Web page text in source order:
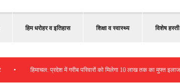
हिम धरोहर व इतिहास शिक्षा व स्वास्थ्य विशेष हस्ती
हिमाचल: प्रदेश में गरीब परिवारों को मिलेगा 10 लाख तक का मुफ्त इलाज •